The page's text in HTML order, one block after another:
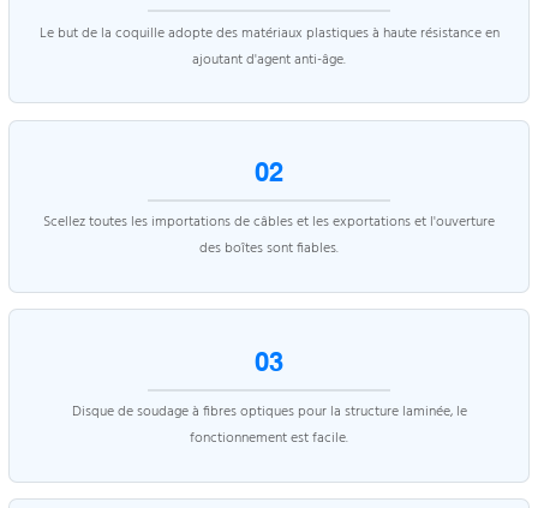
Le but de la coquille adopte des matériaux plastiques à haute résistance en
ajoutant d'agent anti-âge.
02
Scellez toutes les importations de câbles et les exportations et l'ouverture
des boîtes sont fiables.
03
Disque de soudage à fibres optiques pour la structure laminée, le
fonctionnement est facile.